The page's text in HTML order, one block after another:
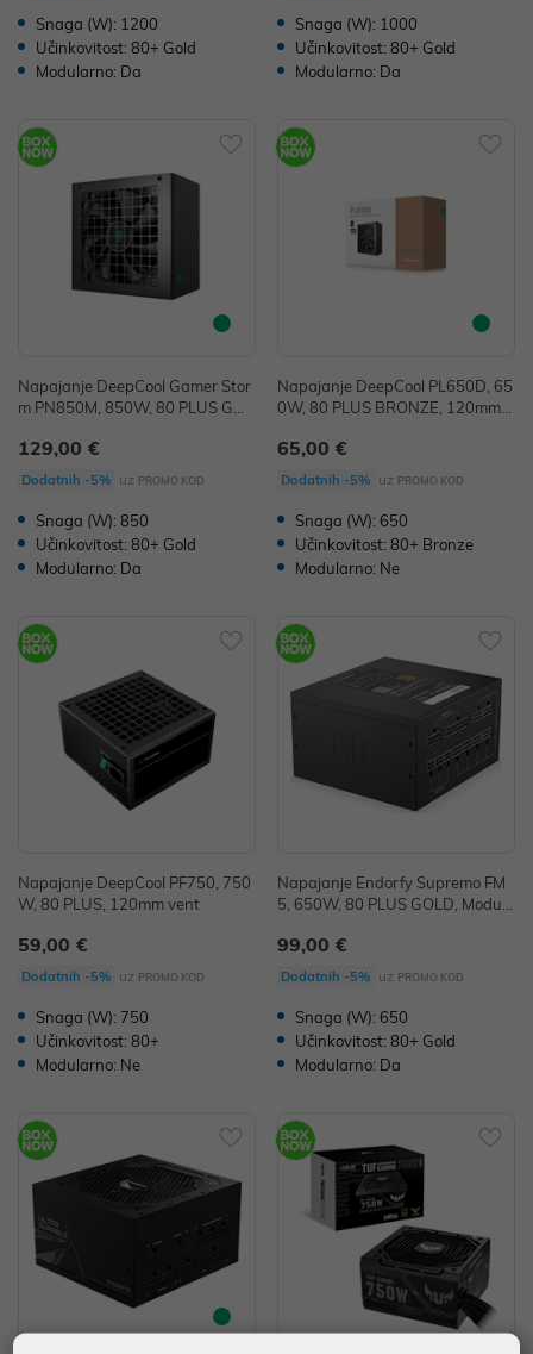
Snaga (W): 1200
Učinkovitost: 80+ Gold
Modularno: Da
Snaga (W): 1000
Učinkovitost: 80+ Gold
Modularno: Da
Napajanje DeepCool Gamer Stor
m PN850M, 850W, 80 PLUS GOL
129,00 €
Dodatnih -5% uz PROMO KOD
Snaga (W): 850
Učinkovitost: 80+ Gold
Modularno: Da
Napajanje DeepCool PL650D, 65
0W, 80 PLUS BRONZE, 120mm v
65,00 €
Dodatnih -5% uz PROMO KOD
Snaga (W): 650
Učinkovitost: 80+ Bronze
Modularno: Ne
Napajanje DeepCool PF750, 750
W, 80 PLUS, 120mm vent
59,00 €
Dodatnih -5% uz PROMO KOD
Snaga (W): 750
Učinkovitost: 80+
Modularno: Ne
Napajanje Endorfy Supremo FM
5, 650W, 80 PLUS GOLD, Modula
99,00 €
Dodatnih -5% uz PROMO KOD
Snaga (W): 650
Učinkovitost: 80+ Gold
Modularno: Da